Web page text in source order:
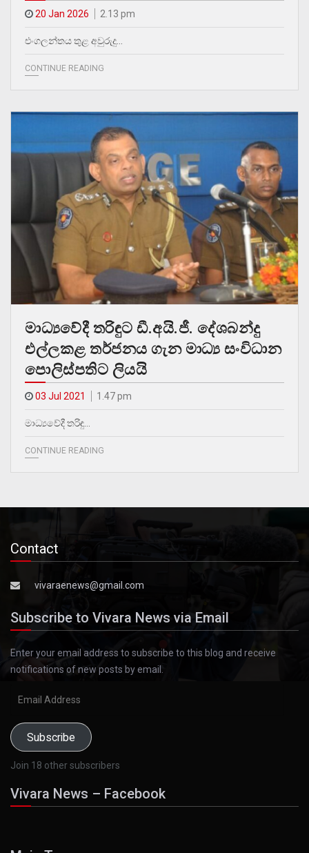
20 Jan 2026 2.13 pm
එංගලන්තය තුළ අවුරුදු…
CONTINUE READING
මාධ්‍යවේදී තරිඳුට ඩී.අයි.ජී. දේශබන්දු
එල්ලකළ තර්ජනය ගැන මාධ්‍ය සංවිධාන
පොලිස්පතිට ලියයි
03 Jul 2021 1.47 pm
මාධ්‍යවේදී තරිඳු…
CONTINUE READING
Contact
vivaraenews@gmail.com
Subscribe to Vivara News via Email
Enter your email address to subscribe to this blog and receive
notifications of new posts by email.
Subscribe
Join 18 other subscribers
Vivara News – Facebook